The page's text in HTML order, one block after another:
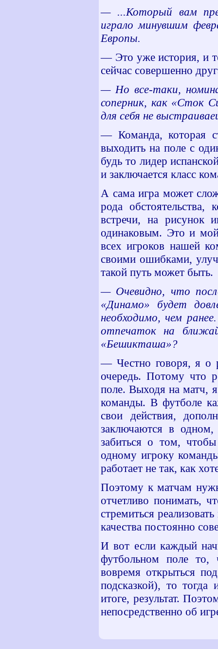
— ...Который вам
играло минувшим
Европы.
— Это уже история, и
сейчас совершенно
— Но все-таки,
соперник, как «Сток
для себя не
— Команда, которая
выходить на поле с
будь то лидер
и заключается класс
А сама игра может
рода обстоятельства,
встречи, на рисунок
одинаковым. Это и
всех игроков нашей
своими ошибками,
такой путь может быть.
— Очевидно, что
«Динамо» будет
необходимо, чем
отпечаток на
«Бешикташа»?
— Честно говоря, я о
очередь. Потому что
поле. Выходя на матч,
команды. В футболе
свои действия,
заключаются в
забиться о том,
одному игроку
работает не так, как
Поэтому к матчам
отчетливо понимать,
стремиться
качества постоянно
И вот если каждый
футбольном поле то,
вовремя открыться
подсказкой), то тогда
итоге, результат.
непосредственно об